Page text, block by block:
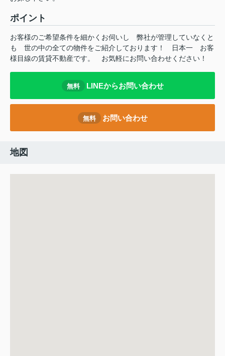
ポイント
お客様のご希望条件を細かくお伺いし
弊社が管理していなくと
も
世の中の全ての物件をご紹介しております！ 日本一
お客
様目線の賃貸不動産です。
お気軽にお問い合わせください！
無料 LINEからお問い合わせ
無料 お問い合わせ
地図